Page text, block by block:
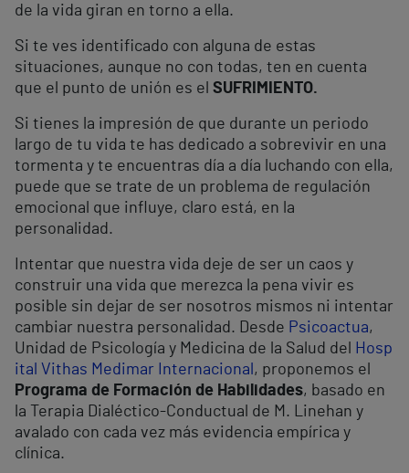
de la vida giran en torno a ella.
Si te ves identificado con alguna de estas
situaciones, aunque no con todas, ten en cuenta
que el punto de unión es el SUFRIMIENTO.
Si tienes la impresión de que durante un periodo
largo de tu vida te has dedicado a sobrevivir en una
tormenta y te encuentras día a día luchando con ella,
puede que se trate de un problema de regulación
emocional que influye, claro está, en la
personalidad.
Intentar que nuestra vida deje de ser un caos y
construir una vida que merezca la pena vivir es
posible sin dejar de ser nosotros mismos ni intentar
cambiar nuestra personalidad. Desde Psicoactua,
Unidad de Psicología y Medicina de la Salud del
Hosp
ital Vithas Medimar Internacional , proponemos el
Programa de Formación de Habilidades, basado en
la Terapia Dialéctico-Conductual de M. Linehan y
avalado con cada vez más evidencia empírica y
clínica.